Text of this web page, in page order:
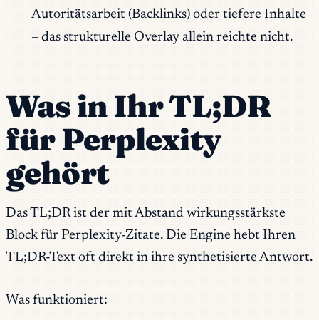
Autoritätsarbeit (Backlinks) oder tiefere Inhalte
– das strukturelle Overlay allein reichte nicht.
Was in Ihr TL;DR
für Perplexity
gehört
Das TL;DR ist der mit Abstand wirkungsstärkste
Block für Perplexity-Zitate. Die Engine hebt Ihren
TL;DR-Text oft direkt in ihre synthetisierte Antwort.
Was funktioniert: